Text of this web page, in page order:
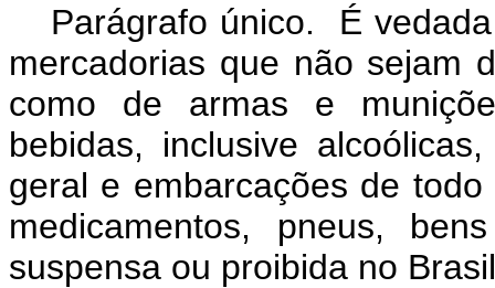
Parágrafo único. É
mercadorias que não sejam
como de armas e
bebidas, inclusive
geral e embarcações de
medicamentos, pneus,
suspensa ou proibida no